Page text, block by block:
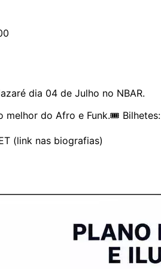
dia 04 de Julho no NBAR.
melhor do Afro e Funk.🎟
(link nas biografias)